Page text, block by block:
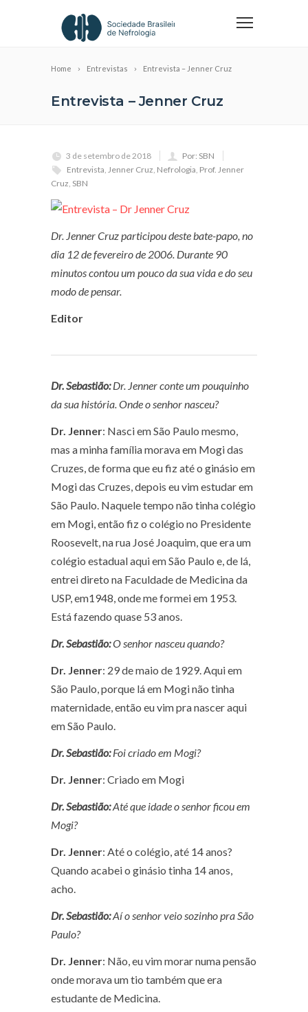
Home Entrevistas Entrevista – Jenner Cruz
Entrevista – Jenner Cruz
3 de setembro de 2018
Por: SBN
Entrevista, Jenner Cruz, Nefrologia, Prof. Jenner
Cruz, SBN
Dr. Jenner Cruz participou deste bate-papo, no
dia 12 de fevereiro de 2006. Durante 90
minutos contou um pouco da sua vida e do seu
modo de pensar.
Editor
Dr. Sebastião:Dr. Jenner conte um pouquinho
da sua história. Onde o senhor nasceu?
Dr. Jenner: Nasci em São Paulo mesmo,
mas a minha família morava em Mogi das
Cruzes, de forma que eu fiz até o ginásio em
Mogi das Cruzes, depois eu vim estudar em
São Paulo. Naquele tempo não tinha colégio
em Mogi, então fiz o colégio no Presidente
Roosevelt, na rua José Joaquim, que era um
colégio estadual aqui em São Paulo e, de lá,
entrei direto na Faculdade de Medicina da
USP, em1948, onde me formei em 1953.
Está fazendo quase 53 anos.
Dr. Sebastião:O senhor nasceu quando?
Dr. Jenner: 29 de maio de 1929. Aqui em
São Paulo, porque lá em Mogi não tinha
maternidade, então eu vim pra nascer aqui
em São Paulo.
Dr. Sebastião:Foi criado em Mogi?
Dr. Jenner: Criado em Mogi
Dr. Sebastião:Até que idade o senhor ficou em
Mogi?
Dr. Jenner: Até o colégio, até 14 anos?
Quando acabei o ginásio tinha 14 anos,
acho.
Dr. Sebastião:Aí o senhor veio sozinho pra São
Paulo?
Dr. Jenner: Não, eu vim morar numa pensão
onde morava um tio também que era
estudante de Medicina.